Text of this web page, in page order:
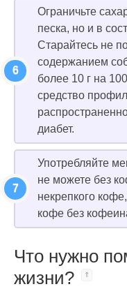
Ограничьте
песка, но и в
Старайтесь не
содержанием
более 10 г на
средство
диабет.
Употребляйте
не можете без
некрепкого
кофе без
Что нужно
жизни?